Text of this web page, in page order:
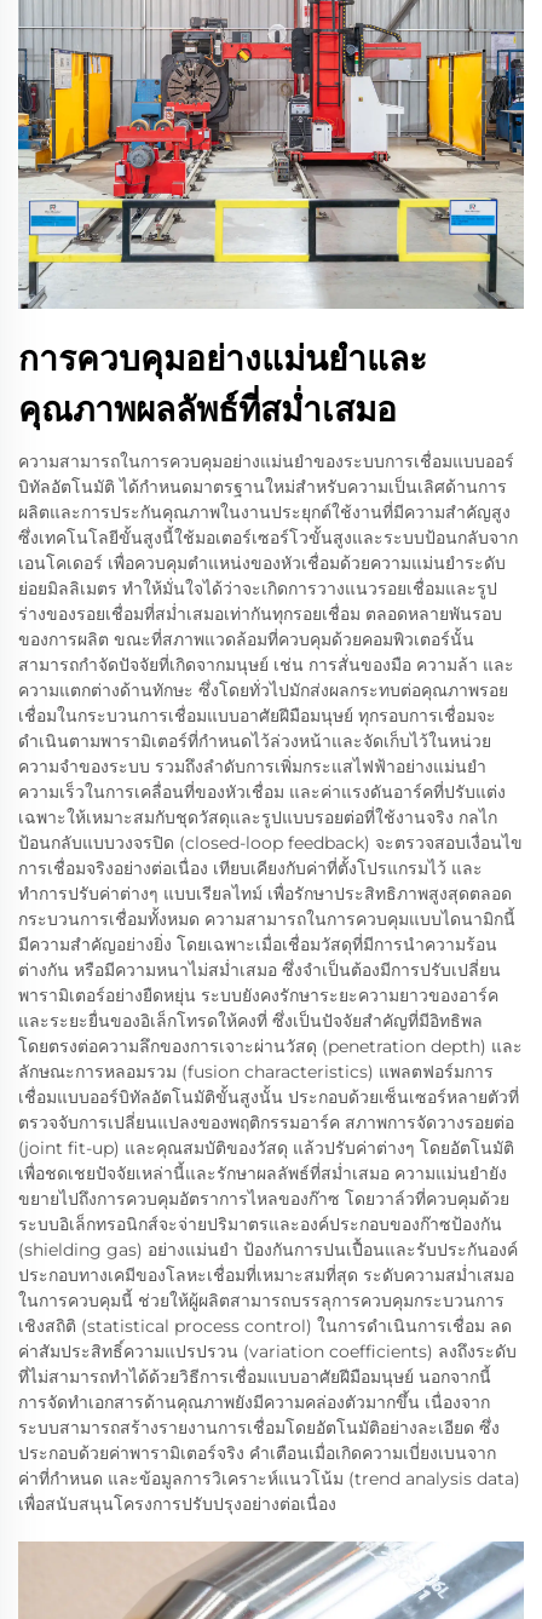
การควบคุมอย่างแม่นยำและ
คุณภาพผลลัพธ์ที่สม่ำเสมอ
ความสามารถในการควบคุมอย่างแม่นยำของระบบการเชื่อมแบบออร์
บิทัลอัตโนมัติ ได้กำหนดมาตรฐานใหม่สำหรับความเป็นเลิศด้านการ
ผลิตและการประกันคุณภาพในงานประยุกต์ใช้งานที่มีความสำคัญสูง
ซึ่งเทคโนโลยีขั้นสูงนี้ใช้มอเตอร์เซอร์โวขั้นสูงและระบบป้อนกลับจาก
เอนโคเดอร์ เพื่อควบคุมตำแหน่งของหัวเชื่อมด้วยความแม่นยำระดับ
ย่อยมิลลิเมตร ทำให้มั่นใจได้ว่าจะเกิดการวางแนวรอยเชื่อมและรูป
ร่างของรอยเชื่อมที่สม่ำเสมอเท่ากันทุกรอยเชื่อม ตลอดหลายพันรอบ
ของการผลิต ขณะที่สภาพแวดล้อมที่ควบคุมด้วยคอมพิวเตอร์นั้น
สามารถกำจัดปัจจัยที่เกิดจากมนุษย์ เช่น การสั่นของมือ ความล้า และ
ความแตกต่างด้านทักษะ ซึ่งโดยทั่วไปมักส่งผลกระทบต่อคุณภาพรอย
เชื่อมในกระบวนการเชื่อมแบบอาศัยฝีมือมนุษย์ ทุกรอบการเชื่อมจะ
ดำเนินตามพารามิเตอร์ที่กำหนดไว้ล่วงหน้าและจัดเก็บไว้ในหน่วย
ความจำของระบบ รวมถึงลำดับการเพิ่มกระแสไฟฟ้าอย่างแม่นยำ
ความเร็วในการเคลื่อนที่ของหัวเชื่อม และค่าแรงดันอาร์คที่ปรับแต่ง
เฉพาะให้เหมาะสมกับชุดวัสดุและรูปแบบรอยต่อที่ใช้งานจริง กลไก
ป้อนกลับแบบวงจรปิด (closed-loop feedback) จะตรวจสอบเงื่อนไข
การเชื่อมจริงอย่างต่อเนื่อง เทียบเคียงกับค่าที่ตั้งโปรแกรมไว้ และ
ทำการปรับค่าต่างๆ แบบเรียลไทม์ เพื่อรักษาประสิทธิภาพสูงสุดตลอด
กระบวนการเชื่อมทั้งหมด ความสามารถในการควบคุมแบบไดนามิกนี้
มีความสำคัญอย่างยิ่ง โดยเฉพาะเมื่อเชื่อมวัสดุที่มีการนำความร้อน
ต่างกัน หรือมีความหนาไม่สม่ำเสมอ ซึ่งจำเป็นต้องมีการปรับเปลี่ยน
พารามิเตอร์อย่างยืดหยุ่น ระบบยังคงรักษาระยะความยาวของอาร์ค
และระยะยื่นของอิเล็กโทรดให้คงที่ ซึ่งเป็นปัจจัยสำคัญที่มีอิทธิพล
โดยตรงต่อความลึกของการเจาะผ่านวัสดุ (penetration depth) และ
ลักษณะการหลอมรวม (fusion characteristics) แพลตฟอร์มการ
เชื่อมแบบออร์บิทัลอัตโนมัติขั้นสูงนั้น ประกอบด้วยเซ็นเซอร์หลายตัวที่
ตรวจจับการเปลี่ยนแปลงของพฤติกรรมอาร์ค สภาพการจัดวางรอยต่อ
(joint fit-up) และคุณสมบัติของวัสดุ แล้วปรับค่าต่างๆ โดยอัตโนมัติ
เพื่อชดเชยปัจจัยเหล่านี้และรักษาผลลัพธ์ที่สม่ำเสมอ ความแม่นยำยัง
ขยายไปถึงการควบคุมอัตราการไหลของก๊าซ โดยวาล์วที่ควบคุมด้วย
ระบบอิเล็กทรอนิกส์จะจ่ายปริมาตรและองค์ประกอบของก๊าซป้องกัน
(shielding gas) อย่างแม่นยำ ป้องกันการปนเปื้อนและรับประกันองค์
ประกอบทางเคมีของโลหะเชื่อมที่เหมาะสมที่สุด ระดับความสม่ำเสมอ
ในการควบคุมนี้ ช่วยให้ผู้ผลิตสามารถบรรลุการควบคุมกระบวนการ
เชิงสถิติ (statistical process control) ในการดำเนินการเชื่อม ลด
ค่าสัมประสิทธิ์ความแปรปรวน (variation coefficients) ลงถึงระดับ
ที่ไม่สามารถทำได้ด้วยวิธีการเชื่อมแบบอาศัยฝีมือมนุษย์ นอกจากนี้
การจัดทำเอกสารด้านคุณภาพยังมีความคล่องตัวมากขึ้น เนื่องจาก
ระบบสามารถสร้างรายงานการเชื่อมโดยอัตโนมัติอย่างละเอียด ซึ่ง
ประกอบด้วยค่าพารามิเตอร์จริง คำเตือนเมื่อเกิดความเบี่ยงเบนจาก
ค่าที่กำหนด และข้อมูลการวิเคราะห์แนวโน้ม (trend analysis data)
เพื่อสนับสนุนโครงการปรับปรุงอย่างต่อเนื่อง